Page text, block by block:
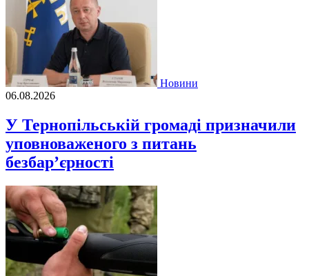
Новини
06.08.2026
У Тернопільській громаді призначили
уповноваженого з питань
безбар’єрності